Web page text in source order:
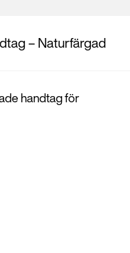
– Naturfärgad
handtag för